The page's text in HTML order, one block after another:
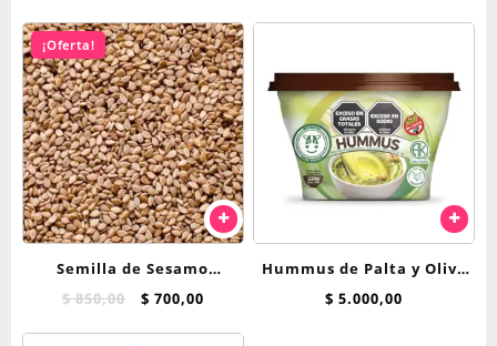
¡Oferta!
Semilla de Sesamo
Integral x 100 g
$850,00
El
$ 700,00El
Hummus de Palta y Oliva
Felices Las Vacas
$ 5.000,00